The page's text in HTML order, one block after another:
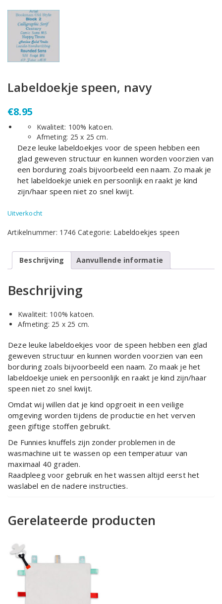
Labeldoekje speen, navy
€8.95
Kwaliteit: 100% katoen.
Afmeting: 25 x 25 cm.
Deze leuke labeldoekjes voor de speen hebben een
glad geweven structuur en kunnen worden voorzien van
een borduring zoals bijvoorbeeld een naam. Zo maak je
het labeldoekje uniek en persoonlijk en raakt je kind
zijn/haar speen niet zo snel kwijt.
Uitverkocht
Artikelnummer: 1746 Categorie: Labeldoekjes speen
Beschrijving Aanvullende informatie
Beschrijving
Kwaliteit: 100% katoen.
Afmeting: 25 x 25 cm.
Deze leuke labeldoekjes voor de speen hebben een glad
geweven structuur en kunnen worden voorzien van een
borduring zoals bijvoorbeeld een naam. Zo maak je het
labeldoekje uniek en persoonlijk en raakt je kind zijn/haar
speen niet zo snel kwijt.
Omdat wij willen dat je kind opgroeit in een veilige
omgeving worden tijdens de productie en het verven
geen giftige stoffen gebruikt.
De Funnies knuffels zijn zonder problemen in de
wasmachine uit te wassen op een temperatuur van
maximaal 40 graden.
Raadpleeg voor gebruik en het wassen altijd eerst het
waslabel en de nadere instructies.
Gerelateerde producten